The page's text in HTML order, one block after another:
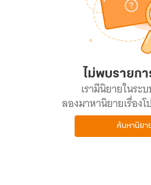
ไม่พบรายก
เรามีนิยายในระ
ลองมาหานิยายเรื่อง
ค้นหานิยา